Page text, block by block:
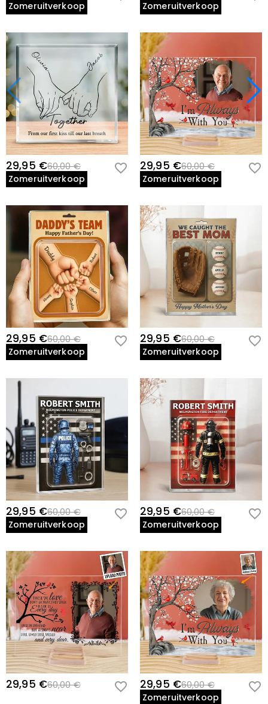
Zomeruitverkoop Zomeruitverkoop
29,95 €60,00 €
Zomeruitverkoop
29,95 €60,00 €
Zomeruitverkoop
29,95 €60,00 €
Zomeruitverkoop
29,95 €60,00 €
Zomeruitverkoop
29,95 €60,00 €
Zomeruitverkoop
29,95 €60,00 €
Zomeruitverkoop
29,95 €60,00 € 29,95 €60,00 €
Zomeruitverkoop